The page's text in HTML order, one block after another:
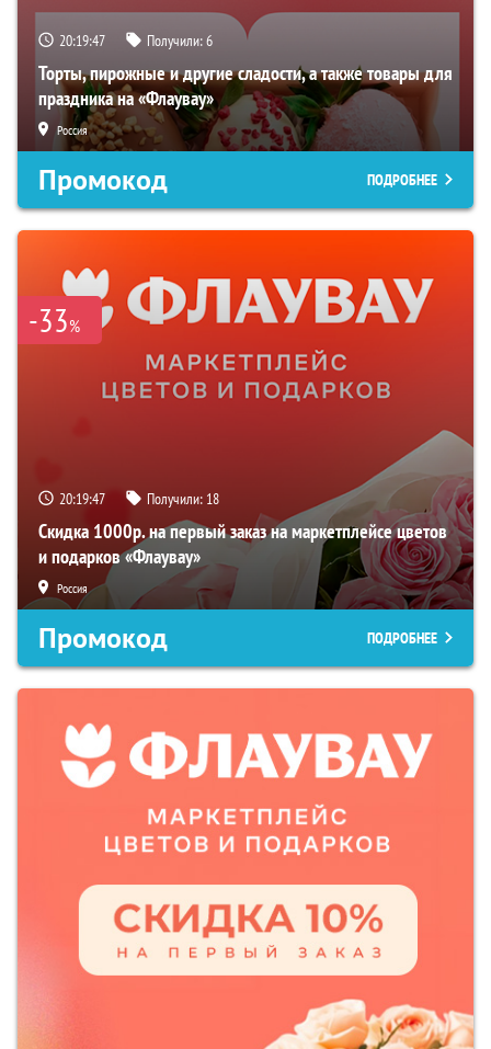
20:19:46 Получили:6
Торты, пирожные и другие сладости, а также товары для
праздника на «Флаувау»
Россия
Промокод ПОДРОБНЕЕ
-33%
20:19:46 Получили: 18
Скидка 1000р. на первый заказ на маркетплейсе цветов
и подарков «Флаувау»
Россия
Промокод ПОДРОБНЕЕ